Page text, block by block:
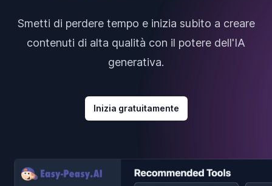
Smetti di perdere tempo e inizia subito a creare
contenuti di alta qualità con il potere dell'IA
generativa.
Inizia gratuitamente